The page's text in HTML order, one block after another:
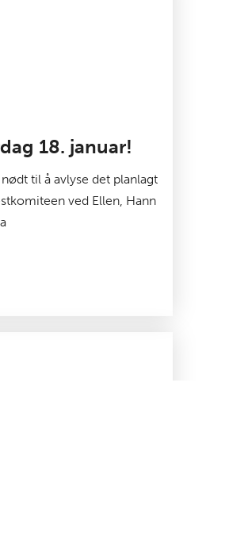
18. januar!
til å avlyse det planlagt
ved Ellen, Hann